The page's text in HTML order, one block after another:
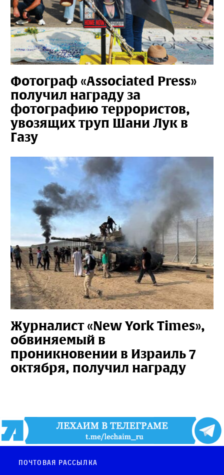
Фотограф «Associated Press»
получил награду за
фотографию террористов,
увозящих труп Шани Лук в
Газу
Журналист «New York Times»,
обвиняемый в
проникновении в Израиль 7
октября, получил награду
Почтовая рассылка